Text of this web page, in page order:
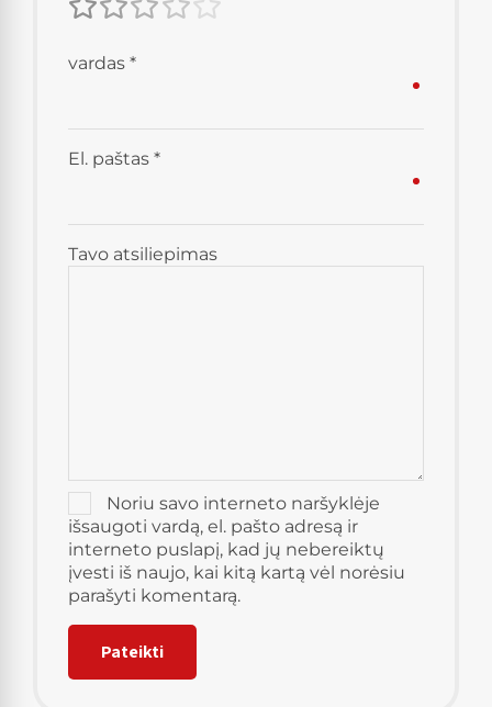
Tavo atsiliepimas
vardas *
El. paštas *
Noriu savo interneto naršyklėje
išsaugoti vardą, el. pašto adresą ir
interneto puslapį, kad jų nebereiktų
įvesti iš naujo, kai kitą kartą vėl norėsiu
parašyti komentarą.